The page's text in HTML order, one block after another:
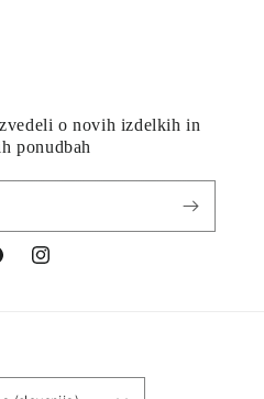
o novih izdelkih in
ponudbah
Instagram